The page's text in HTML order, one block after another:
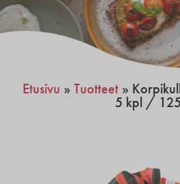
Etusivu » Tuotteet »
5 kpl /